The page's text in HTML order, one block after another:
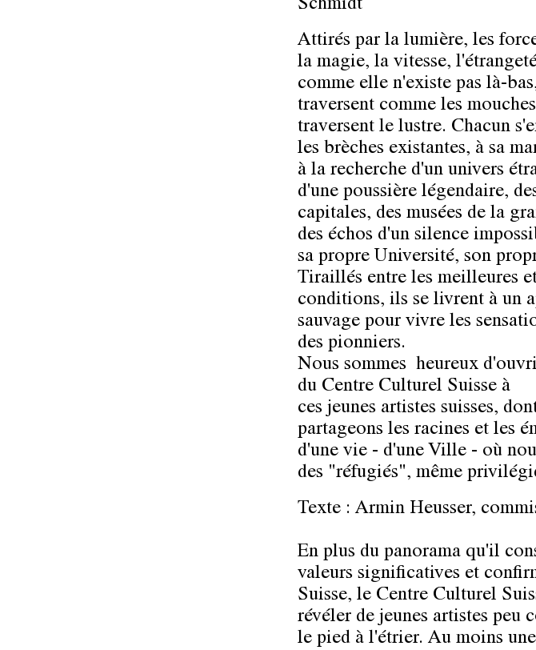
Schmidt
Attirés par la lumière, les
la magie, la vitesse,
comme elle n'existe pas là-
traversent comme les mouches
traversent le lustre. Chacun
les brèches existantes, à sa
à la recherche d'un univers
d'une poussière légendaire,
capitales, des musées de la
des échos d'un silence
sa propre Université, son
Tiraillés entre les meilleures
conditions, ils se livrent à un
sauvage pour vivre les
des pionniers.
Nous sommes heureux
du Centre Culturel Suisse à
ces jeunes artistes suisses,
partageons les racines et les
d'une vie - d'une Ville - où
des "réfugiés", même
Texte : Armin Heusser,
En plus du panorama qu'il
valeurs significatives et
Suisse, le Centre Culturel
révéler de jeunes artistes peu
le pied à l'étrier. Au moins